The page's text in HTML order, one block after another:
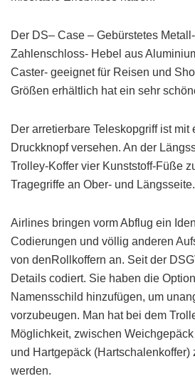
Der DS– Case – Gebürstetes
Zahlenschloss- Hebel aus
Caster- geeignet für Reisen und
Größen erhältlich hat ein sehr
Der arretierbare Teleskopgriff ist mit
Druckknopf versehen. An der
Trolley-Koffer vier Kunststoff-Füße
Tragegriffe an Ober- und Längsseite.
Airlines bringen vorm Abflug ein
Codierungen und völlig anderen
von denRollkoffern an. Seit der
Details codiert. Sie haben die
Namensschild hinzufügen, um
vorzubeugen. Man hat bei dem
Möglichkeit, zwischen
und Hartgepäck (Hartschalenkoffer)
werden.